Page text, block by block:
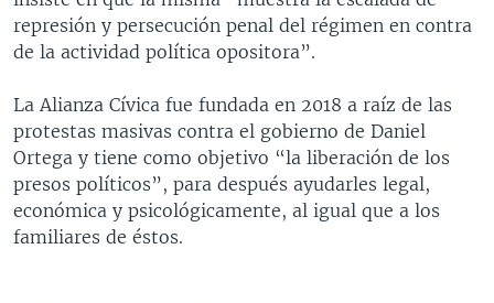
represión y persecución penal del régimen en contra
de la actividad política opositora”.
La Alianza Cívica fue fundada en 2018 a raíz de las
protestas masivas contra el gobierno de Daniel
Ortega y tiene como objetivo “la liberación de los
presos políticos”, para después ayudarles legal,
económica y psicológicamente, al igual que a los
familiares de éstos.